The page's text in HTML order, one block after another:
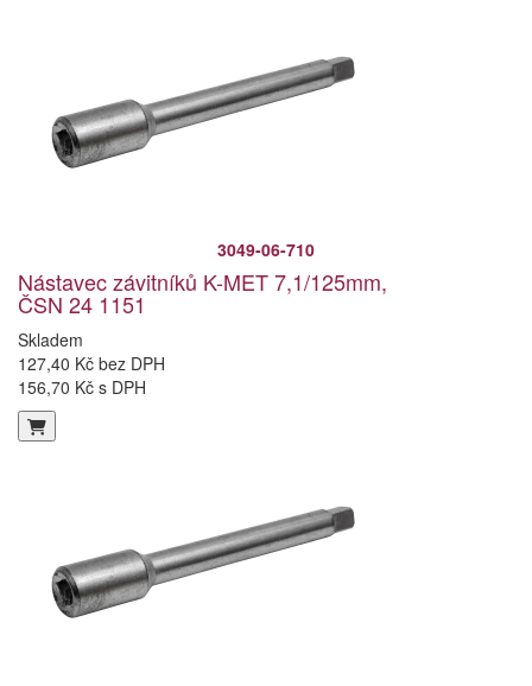
3049-06-710
Nástavec závitníků K-MET 7,1/125mm,
ČSN 24 1151
Skladem
127,40 Kč bez DPH
156,70 Kč s DPH